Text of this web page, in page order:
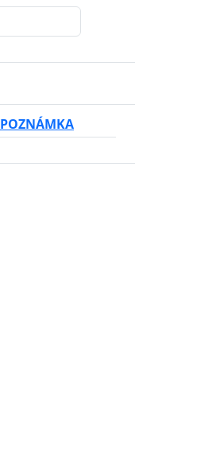
POZNÁMKA